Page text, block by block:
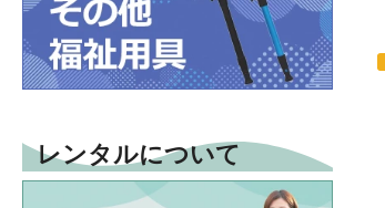
レンタルについて